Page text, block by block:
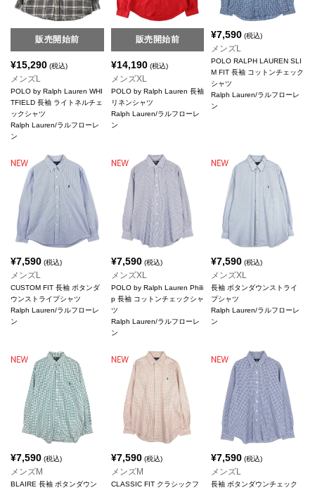
販売開始前
¥15,290 (税込)
メンズL
POLO by Ralph Lauren WHI
TFIELD 長袖 ライトネルチェ
ックシャツ
Ralph Lauren/ラルフローレ
ン
販売開始前
¥14,190(税込)
メンズXL
POLO by Ralph Lauren 長袖
リネンシャツ
Ralph Lauren/ラルフローレ
ン
¥7,590 (税込)
メンズL
POLO RALPH LAUREN SLI
M FIT 長袖 コットンチェック
シャツ
Ralph Lauren/ラルフローレ
ン
¥7,590 (税込)
メンズL
CUSTOM FIT 長袖 ボタンダ
ウンストライプシャツ
Ralph Lauren/ラルフローレ
ン
¥7,590(税込)
メンズXL
POLO by Ralph Lauren Phili
p 長袖 コットンチェックシャ
ツ
Ralph Lauren/ラルフローレ
ン
¥7,590 (税込)
メンズXL
長袖 ボタンダウンストライ
プシャツ
Ralph Lauren/ラルフローレ
ン
¥7,590 (税込)
メンズM
BLAIRE 長袖 ボタンダウン
¥7,590(税込)
メンズM
CLASSIC FIT クラシックフ
¥7,590 (税込)
メンズL
長袖 ボタンダウンチェック